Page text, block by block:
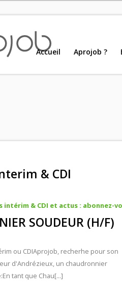
Accueil Aprojob ?
& CDI
& CDI et actus : abonnez-
SOUDEUR (H/F)
ou CDIAprojob, recherhe pour son
d'Andrézieux, un chaudronnier
tant que Chau[...]